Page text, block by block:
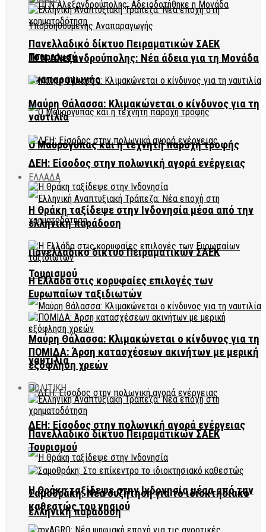
ΠΓΝ Αλεξανδρούπολης: Νέα άδεια για τη Μονάδα
Αναπαραγωγής
Ο Μαυρόγυπας και η τεχνητή παροχή τροφής
ΕΛΛΑΔΑ
Πανελλαδικό δίκτυο Πειραματικών ΣΑΕΚ
Τουρισμού
Μαύρη Θάλασσα: Κλιμακώνεται ο κίνδυνος για τη
ναυτιλία
ΔΕΗ: Είσοδος στην πολωνική αγορά ενέργειας
Η Θράκη ταξίδεψε στην Ινδονησία μέσα από την
ελληνική παράδοση
Πανελλαδικό δίκτυο Πειραματικών ΣΑΕΚ
Τουρισμού
Μαύρη Θάλασσα: Κλιμακώνεται ο κίνδυνος για τη
ναυτιλία
ΔΕΗ: Είσοδος στην πολωνική αγορά ενέργειας
Η Θράκη ταξίδεψε στην Ινδονησία μέσα από την
ελληνική παράδοση
Η Ελλάδα στις κορυφαίες επιλογές των
Ευρωπαίων ταξιδιωτών
ΠΟΜΙΔΑ: Άρση κατασχέσεων ακινήτων με μερική
εξόφληση χρεών
ΠΟΛΙΤΙΚΗ
Πανελλαδικό δίκτυο Πειραματικών ΣΑΕΚ
Τουρισμού
Σαμοθράκη: Νέα συζήτηση για το ιδιοκτησιακό
καθεστώς του νησιού